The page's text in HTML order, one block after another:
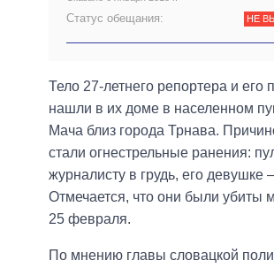
Статус обещания: НЕ
Тело 27-летнего репортера и его
нашли в их доме в населенном
Мача близ города Трнава.
стали огнестрельные ранения:
журналисту в грудь, его девушке
Отмечается, что они были убиты
25 февраля.
По мнению главы словацкой